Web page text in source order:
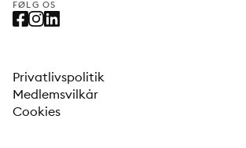
FØLG OS
Privatlivspolitik
Medlemsvilkår
Cookies